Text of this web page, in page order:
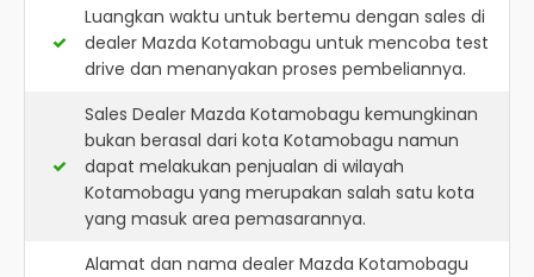
Luangkan waktu untuk bertemu dengan sales di
dealer Mazda Kotamobagu untuk mencoba test
drive dan menanyakan proses pembeliannya.
Sales Dealer Mazda Kotamobagu kemungkinan
bukan berasal dari kota Kotamobagu namun
dapat melakukan penjualan di wilayah
Kotamobagu yang merupakan salah satu kota
yang masuk area pemasarannya.
Alamat dan nama dealer Mazda Kotamobagu